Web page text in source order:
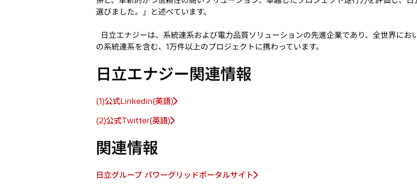
選びました。」と述べています。
日立エナジーは、系統連系および電力品質ソリューションの先進企業であり、全世界に
の系統連系を含む、1万件以上のプロジェクトに携わっています。
日立エナジー関連情報
(1)公式Linkedin(英語)
新
し
タ
ブ
開
(2)公式Twitter(英語)
新
い
ブ
関連情報
日立グループ パワーグリッドポータルサイト
新